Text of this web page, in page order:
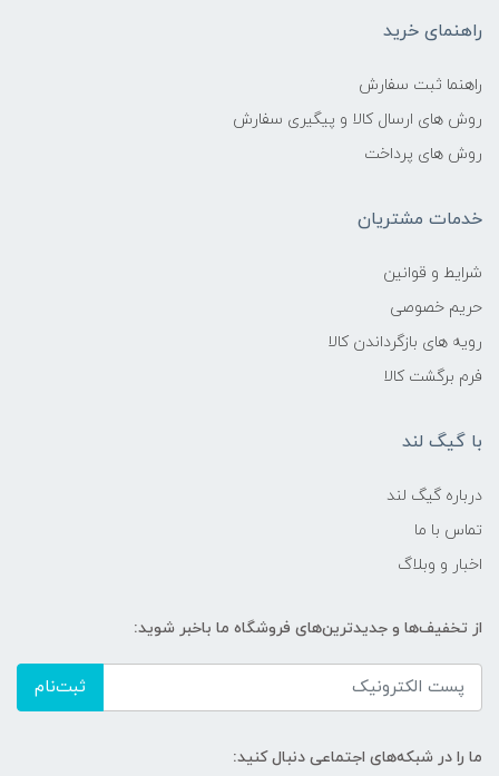
راهنمای خرید
راهنما ثبت سفارش
روش های ارسال کالا و پیگیری سفارش
روش های پرداخت
خدمات مشتریان
شرایط و قوانین
حریم خصوصی
رویه های بازگرداندن کالا
فرم برگشت کالا
با گیگ لند
درباره گیگ لند
تماس با ما
اخبار و وبلاگ
از تخفیف‌ها و جدیدترین‌های فروشگاه ما باخبر شوید:
ثبت‌نام
ما را در شبکه‌های اجتماعی دنبال کنید: